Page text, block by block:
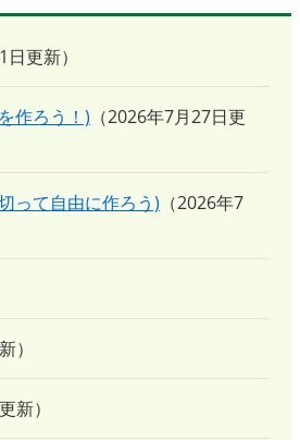
日更新
作ろう！)
2026年7月27日更
って自由に作ろう)
2026年7
新